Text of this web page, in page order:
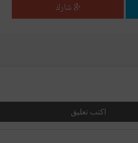
شارك
اكتب تعليق